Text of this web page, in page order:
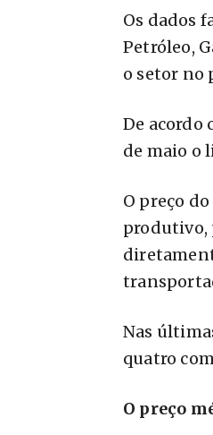
Os dados
Petróleo,
o setor no
De acordo
de maio o
O preço
produtivo,
Nas
quatro
O preço